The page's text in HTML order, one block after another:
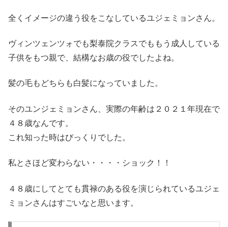
全くイメージの違う役をこなしているユジェミョンさん。
ヴィンツェンツォでも梨泰院クラスでももう成人している
子供をもつ親で、結構なお歳の役でしたよね。
髪の毛もどちらも白髪になっていました。
そのユンジェミョンさん、実際の年齢は２０２１年現在で
４８歳なんです。
これ知った時はびっくりでした。
私とさほど変わらない・・・・ショック！！
４８歳にしてとても貫禄のある役を演じられているユジェ
ミョンさんはすごいなと思います。